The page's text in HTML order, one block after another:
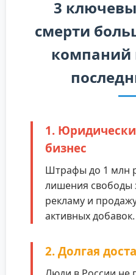
3
смерти
компаний
1.
бизнес
Штрафы до 1 млн
лишения свободы
рекламу и
активных добавок.
2. Долгая